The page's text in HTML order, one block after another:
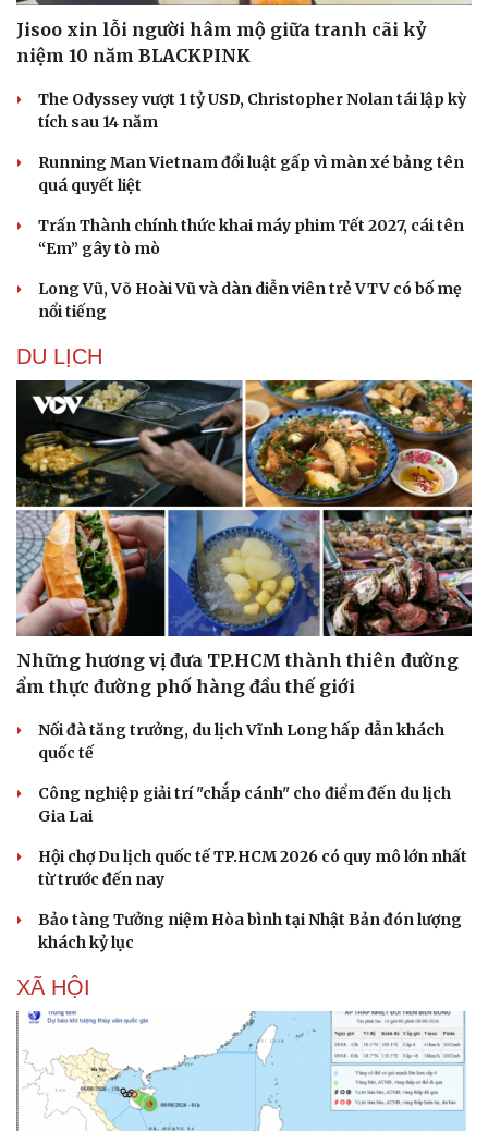
Nam khoa
Làm đẹp - giảm cân
Phòng mạch online
Jisoo xin lỗi người hâm mộ giữa tranh cãi kỷ
niệm 10 năm BLACKPINK
The Odyssey vượt 1 tỷ USD, Christopher Nolan tái lập kỳ
tích sau 14 năm
Running Man Vietnam đổi luật gấp vì màn xé bảng tên
quá quyết liệt
Trấn Thành chính thức khai máy phim Tết 2027, cái tên
“Em” gây tò mò
Long Vũ, Võ Hoài Vũ và dàn diễn viên trẻ VTV có bố mẹ
nổi tiếng
DU LỊCH
Những hương vị đưa TP.HCM thành thiên đường
ẩm thực đường phố hàng đầu thế giới
Nối đà tăng trưởng, du lịch Vĩnh Long hấp dẫn khách
quốc tế
Công nghiệp giải trí "chắp cánh" cho điểm đến du lịch
Gia Lai
Hội chợ Du lịch quốc tế TP.HCM 2026 có quy mô lớn nhất
từ trước đến nay
Bảo tàng Tưởng niệm Hòa bình tại Nhật Bản đón lượng
khách kỷ lục
XÃ HỘI